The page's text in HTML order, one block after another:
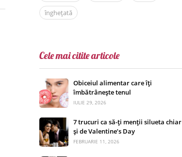
înghețată
Cele mai citite articole
Obiceiul alimentar care îți
îmbătrânește tenul
IULIE 29, 2026
7 trucuri ca să-ți menții silueta chiar
și de Valentine’s Day
FEBRUARIE 11, 2026